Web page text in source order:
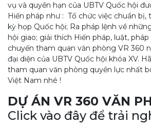
vụ và quyền hạn của UBTV Quốc hội
Hiến pháp như : Tổ chức việc chuẩn bị,
kỳ họp Quốc hội; Ra pháp lệnh về
hội giao; giải thích Hiến pháp, luật, pháp
chuyến tham quan văn phòng VR 360
đại diện của UBTV Quốc hội khóa XV.
tham quan văn phòng quyền lực nhất
Việt Nam nhé !
DỰ ÁN VR 360 VĂN
Click vào đây để trải